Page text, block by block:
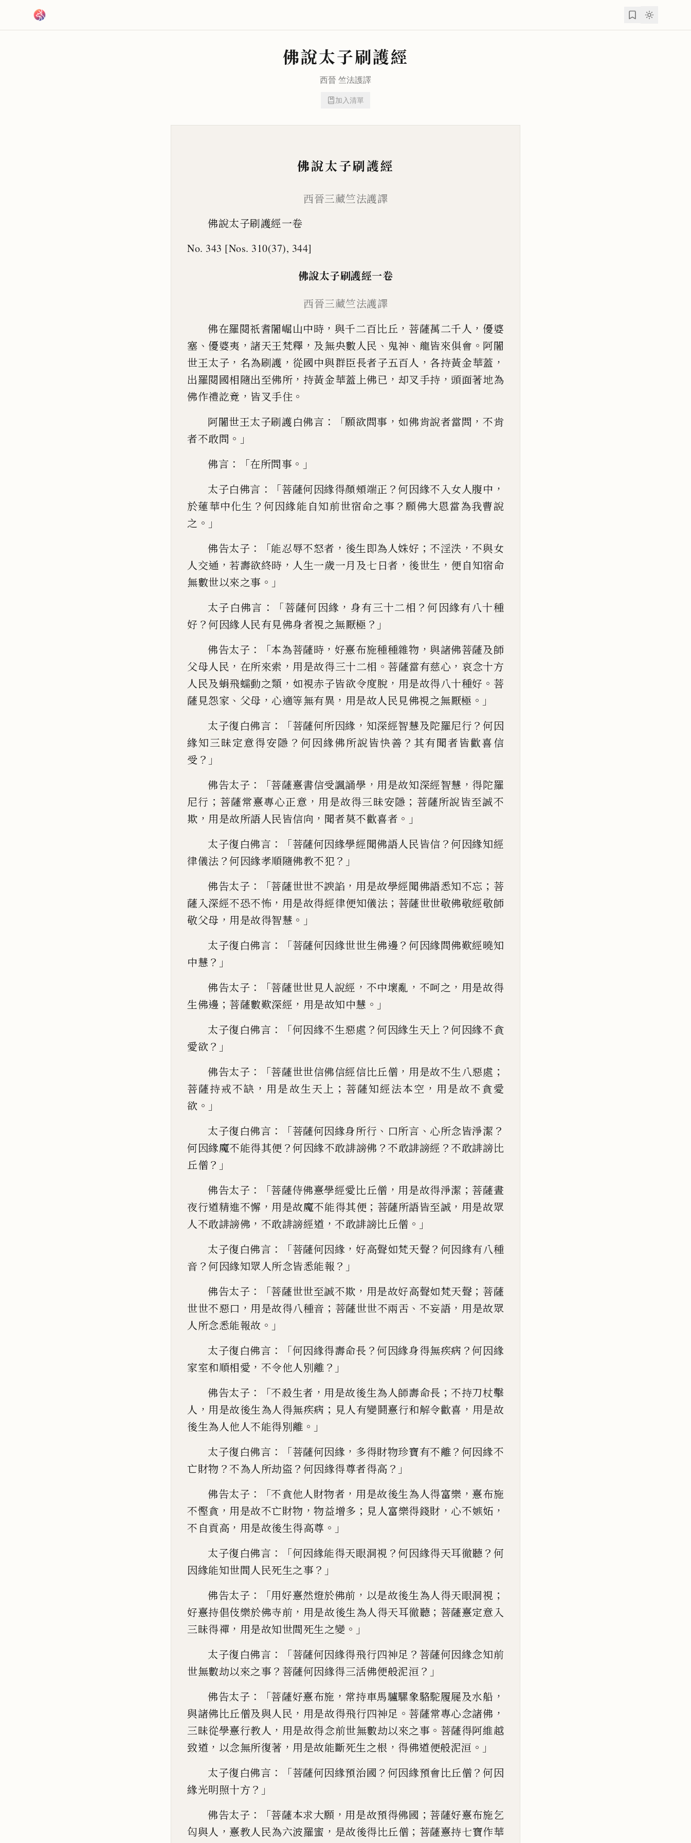
佛說太子刷護經
西晉 竺法護譯
加入清單
佛說太子刷護經
西晉三藏竺法護譯
佛說太子刷護經一卷
No. 343 [Nos. 310(37), 344]
佛說太子刷護經一卷
西晉三藏竺法護譯
佛在羅閱祇耆闍崛山中時 ， 與千二百比丘 ， 菩薩萬二千人 ， 優婆
塞 、優婆夷 ，諸天王梵釋 ， 及無央數人民 、 鬼神 、 龍皆來俱會 。 阿闍
世王太子 ， 名為刷護 ， 從國中與群臣長者子五百人 ，各持黃金華蓋 ，
出羅閱國相隨出至佛所 ， 持黃金華蓋上佛已 ， 却叉手持 ，頭面著地為
佛作禮訖竟 ， 皆叉手住 。
阿闍世王太子刷護白佛言 ：「願欲問事 ， 如佛肯說者當問 ， 不肯
者不敢問 。」
佛言 ：「在所問事 。」
太子白佛言 ：「菩薩何因緣得顏頰端正 ？何因緣不入女人腹中 ，
於蓮華中化生 ？ 何因緣能自知前世宿命之事 ？ 願佛大恩當為我曹說
之 。」
佛告太子 ：「能忍辱不怒者 ， 後生即為人姝好 ；不淫泆 ，不與女
人交通 ，若壽欲終時 ， 人生一歲一月及七日者 ， 後世生 ， 便自知宿命
無數世以來之事 。」
太子白佛言 ：「菩薩何因緣 ， 身有三十二相 ？何因緣有八十種
好 ？何因緣人民有見佛身者視之無厭極 ？」
佛告太子 ：「本為菩薩時 ， 好憙布施種種雜物 ，與諸佛菩薩及師
父母人民 ， 在所來索 ， 用是故得三十二相 。 菩薩當有慈心 ， 哀念十方
人民及蜎飛蠕動之類 ， 如視赤子皆欲令度脫 ， 用是故得八十種好 。 菩
薩見怨家 、 父母 ， 心適等無有異 ， 用是故人民見佛視之無厭極 。」
太子復白佛言 ：「菩薩何所因緣 ， 知深經智慧及陀羅尼行 ？ 何因
緣知三昧定意得安隱 ？ 何因緣佛所說皆快善 ？其有聞者皆歡喜信
受 ？」
佛告太子 ：「菩薩憙書信受諷誦學 ， 用是故知深經智慧 ， 得陀羅
尼行 ； 菩薩常憙專心正意 ， 用是故得三昧安隱 ； 菩薩所說皆至誠不
欺 ， 用是故所語人民皆信向 ， 聞者莫不歡喜者 。」
太子復白佛言 ：「菩薩何因緣學經聞佛語人民皆信 ？何因緣知經
律儀法 ？何因緣孝順隨佛教不犯 ？」
佛告太子 ：「菩薩世世不諛諂 ， 用是故學經聞佛語悉知不忘 ； 菩
薩入深經不恐不怖 ， 用是故得經律便知儀法 ； 菩薩世世敬佛敬經敬師
敬父母 ， 用是故得智慧 。」
太子復白佛言 ：「菩薩何因緣世世生佛邊？ 何因緣問佛歎經曉知
中慧 ？」
佛告太子 ：「菩薩世世見人說經 ， 不中壞亂 ， 不呵之 ， 用是故得
生佛邊 ； 菩薩數歎深經 ， 用是故知中慧 。」
太子復白佛言 ： 「何因緣不生惡處 ？何因緣生天上 ？何因緣不貪
愛欲 ？」
佛告太子 ：「菩薩世世信佛信經信比丘僧 ， 用是故不生八惡處 ；
菩薩持戒不缺 ， 用是故生天上 ； 菩薩知經法本空 ， 用是故不貪愛
欲 。」
太子復白佛言 ：「菩薩何因緣身所行 、 口所言 、 心所念皆淨潔 ？
何因緣魔不能得其便 ？何因緣不敢誹謗佛 ？不敢誹謗經 ？不敢誹謗比
丘僧 ？」
佛告太子 ：「菩薩侍佛憙學經愛比丘僧 ， 用是故得淨潔 ； 菩薩晝
夜行道精進不懈 ， 用是故魔不能得其便 ； 菩薩所語皆至誠 ， 用是故眾
人不敢誹謗佛 ， 不敢誹謗經道 ， 不敢誹謗比丘僧 。」
太子復白佛言 ：「菩薩何因緣 ，好高聲如梵天聲？ 何因緣有八種
音 ？何因緣知眾人所念皆悉能報 ？」
佛告太子 ：「菩薩世世至誠不欺 ， 用是故好高聲如梵天聲 ； 菩薩
世世不惡口 ， 用是故得八種音 ； 菩薩世世不兩舌 、 不妄語 ， 用是故眾
人所念悉能報故 。」
太子復白佛言 ：「何因緣得壽命長 ？何因緣身得無疾病 ？何因緣
家室和順相愛 ， 不令他人別離 ？」
佛告太子 ：「不殺生者 ， 用是故後生為人師壽命長 ；不持刀杖擊
人 ， 用是故後生為人得無疾病 ； 見人有變鬪憙行和解令歡喜 ， 用是故
後生為人他人不能得別離 。」
太子復白佛言 ：「菩薩何因緣 ， 多得財物珍寶有不離？ 何因緣不
亡財物 ？不為人所劫盜 ？ 何因緣得尊者得高 ？」
佛告太子 ：「不貪他人財物者 ， 用是故後生為人得富樂 ， 憙布施
不慳貪 ， 用是故不亡財物 ，物益增多 ； 見人富樂得錢財 ， 心不嫉妬 ，
不自貢高 ， 用是故後生得高尊 。」
太子復白佛言 ：「何因緣能得天眼洞視 ？何因緣得天耳徹聽 ？ 何
因緣能知世間人民死生之事？」
佛告太子 ：「用好憙然燈於佛前 ， 以是故後生為人得天眼洞視 ；
好憙持倡伎樂於佛寺前 ， 用是故後生為人得天耳徹聽 ； 菩薩憙定意入
三昧得禪 ， 用是故知世間死生之變 。」
太子復白佛言 ：「菩薩何因緣得飛行四神足 ？ 菩薩何因緣念知前
世無數劫以來之事？ 菩薩何因緣得三活佛便般泥洹 ？」
佛告太子 ：「菩薩好憙布施 ， 常持車馬驢騾象駱駝履屣及水船 ，
與諸佛比丘僧及與人民 ， 用是故得飛行四神足 。 菩薩常專心念諸佛 ，
三昧從學憙行教人 ， 用是故得念前世無數劫以來之事 。 菩薩得阿維越
致道 ， 以念無所復著 ， 用是故能斷死生之根 ， 得佛道便般泥洹 。」
太子復白佛言 ：「菩薩何因緣預治國 ？ 何因緣預會比丘僧 ？ 何因
緣光明照十方 ？」
佛告太子 ：「菩薩本求大願 ， 用是故預得佛國 ； 菩薩好憙布施乞
匃與人 ， 憙教人民為六波羅蜜 ， 是故後得比丘僧 ； 菩薩憙持七寶作華